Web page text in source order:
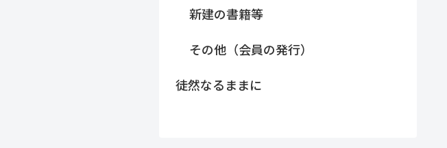
新建の書籍等
その他（会員の発行）
徒然なるままに